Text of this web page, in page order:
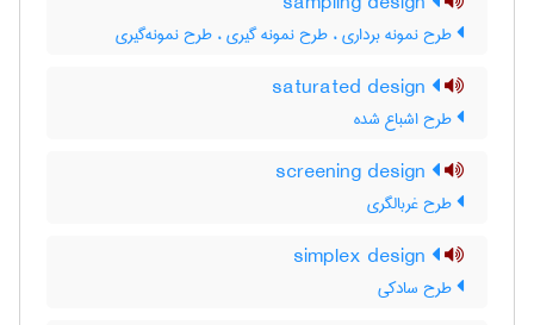
طرح نمونه برداری ، طرح نمونه گیری ، طرح نمونه‌گیری
طرح اشباع شده
طرح غربالگری
طرح سادکی